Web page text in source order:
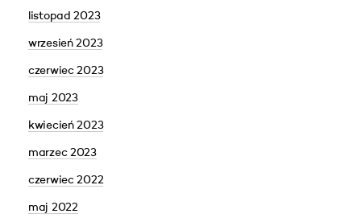
listopad 2023
wrzesień 2023
czerwiec 2023
maj 2023
kwiecień 2023
marzec 2023
czerwiec 2022
maj 2022